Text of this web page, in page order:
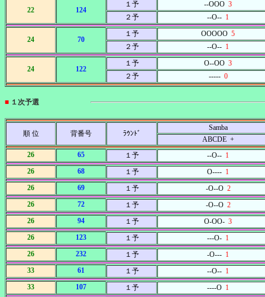
22 124
１予 --OOO 3
２予
--O-- 1
24 70
１予 OOOOO 5
２予
--O-- 1
24 122
１予 O--OO 3
２予
-----0
■ １次予選
順 位 背番号 ﾗｳﾝﾄﾞ
Samba
ABCDE +
26
65 １予 --O-- 1
26
68 １予 O---- 1
26
69 １予 -O--O2
26
72 １予 -O--O2
26
94 １予 O-OO- 3
26
123 １予 ---O- 1
26
232 １予 -O--- 1
33
61 １予 --O-- 1
33
107 １予 ----O 1